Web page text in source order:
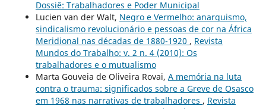
Dossiê: Trabalhadores e Poder Municipal
Lucien van der Walt, Negro e Vermelho: anarquismo,
sindicalismo revolucionário e pessoas de cor na África
Meridional nas décadas de 1880-1920 , Revista
Mundos do Trabalho: v. 2 n. 4 (2010): Os
trabalhadores e o mutualismo
Marta Gouveia de Oliveira Rovai, A memória na luta
contra o trauma: significados sobre a Greve de Osasco
em 1968 nas narrativas de trabalhadores , Revista